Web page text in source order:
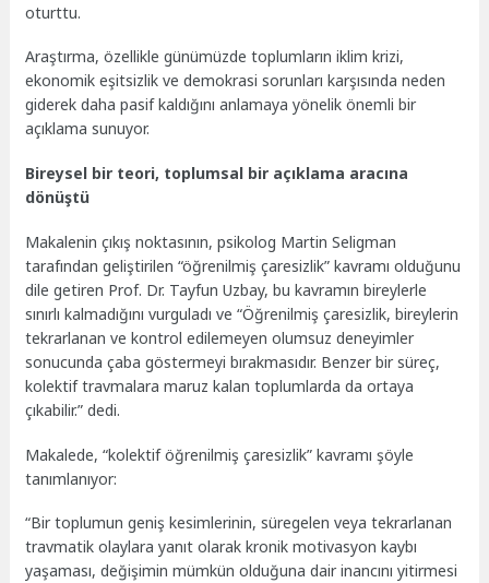
oturttu.
Araştırma, özellikle günümüzde toplumların iklim krizi,
ekonomik eşitsizlik ve demokrasi sorunları karşısında neden
giderek daha pasif kaldığını anlamaya yönelik önemli bir
açıklama sunuyor.
Bireysel bir teori, toplumsal bir açıklama aracına
dönüştü
Makalenin çıkış noktasının, psikolog Martin Seligman
tarafından geliştirilen “öğrenilmiş çaresizlik” kavramı olduğunu
dile getiren Prof. Dr. Tayfun Uzbay, bu kavramın bireylerle
sınırlı kalmadığını vurguladı ve “Öğrenilmiş çaresizlik, bireylerin
tekrarlanan ve kontrol edilemeyen olumsuz deneyimler
sonucunda çaba göstermeyi bırakmasıdır. Benzer bir süreç,
kolektif travmalara maruz kalan toplumlarda da ortaya
çıkabilir.” dedi.
Makalede, “kolektif öğrenilmiş çaresizlik” kavramı şöyle
tanımlanıyor:
“Bir toplumun geniş kesimlerinin, süregelen veya tekrarlanan
travmatik olaylara yanıt olarak kronik motivasyon kaybı
yaşaması, değişimin mümkün olduğuna dair inancını yitirmesi